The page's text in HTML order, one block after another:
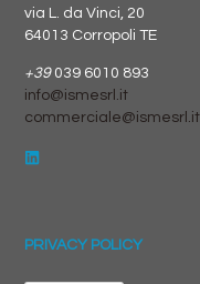
via L. da Vinci, 20
64013 Corropoli TE
+39039 6010 893
info@ismesrl.it
commerciale@ismesrl.it
PRIVACY POLICY